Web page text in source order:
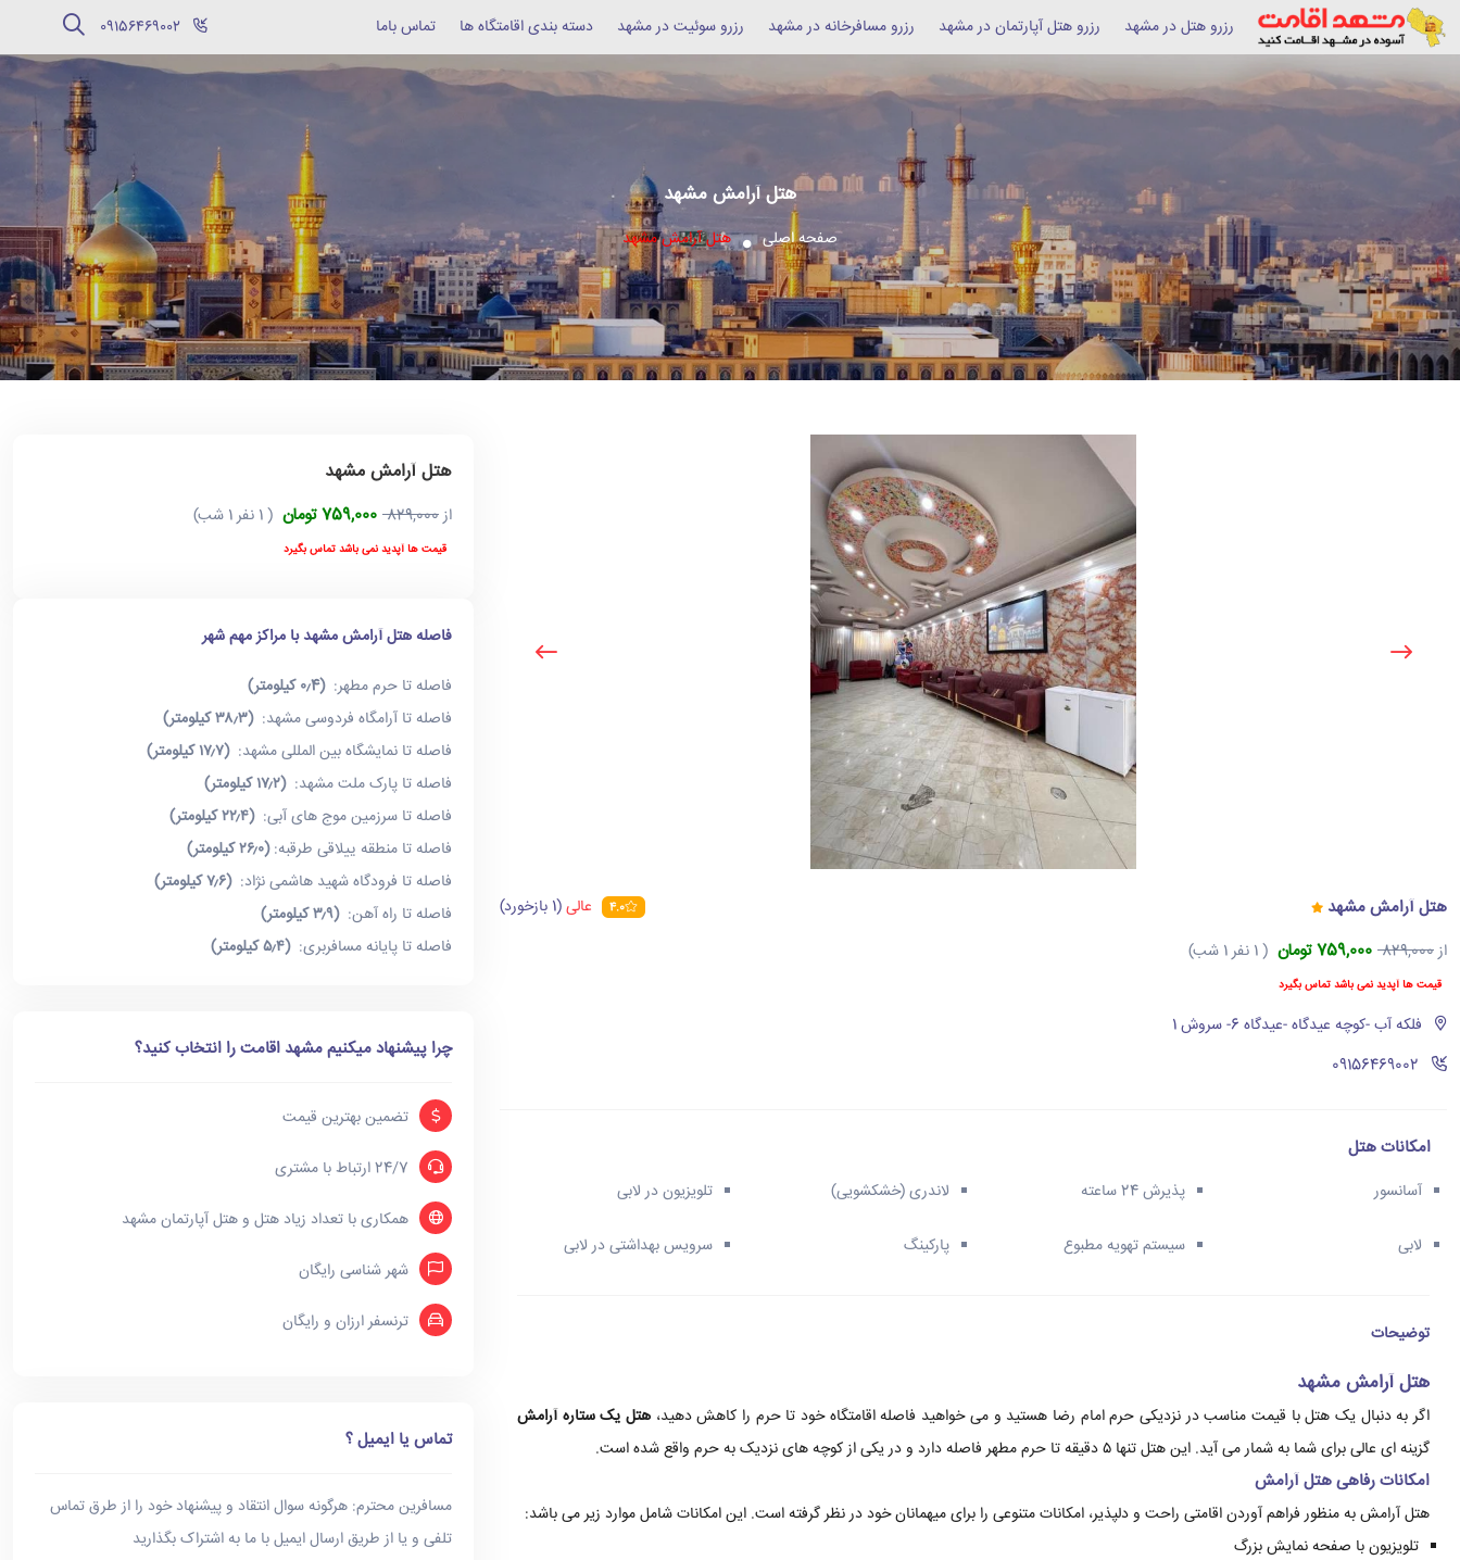
رزرو هتل در مشهد رزرو هتل آپارتمان در مشهد رزرو مسافرخانه در مشهد رزرو سوئیت در مشهد دسته بندی اقامتگاه ها تماس باما
هتل آرامش مشهد
صفحه اصلی هتل آرامش مشهد
هتل آرامش مشهد
از829,000 759,000 تومان ( 1 نفر 1 شب)
قیمت ها آپدید نمی باشد تماس بگیرد
فلکه آب -کوچه عیدگاه -عیدگاه 6- سروش 1
‪09156469002‬
4.0 عالی(1 بازخورد)
امکانات هتل
آسانسور پذیرش 24 ساعته لاندری (خشکشویی) تلویزیون در لابی
لابی سیستم تهویه مطبوع پارکینگ سرویس بهداشتی در لابی
توضیحات
هتل آرامش مشهد
اگر به دنبال یک هتل با قیمت مناسب در نزدیکی حرم امام رضا هستید و می خواهید فاصله اقامتگاه خود تا حرم را کاهش دهید، هتل یک ستاره آرامش
گزینه ای عالی برای شما به شمار می آید. این هتل تنها ۵ دقیقه تا حرم مطهر فاصله دارد و در یکی از کوچه های نزدیک به حرم واقع شده است.
امکانات رفاهی هتل آرامش
هتل آرامش به منظور فراهم آوردن اقامتی راحت و دلپذیر، امکانات متنوعی را برای میهمانان خود در نظر گرفته است. این امکانات شامل موارد زیر می باشد:
تلویزیون با صفحه نمایش بزرگ
هتل آرامش مشهد
از829,000 759,000 تومان ( 1 نفر 1 شب)
قیمت ها آپدید نمی باشد تماس بگیرد
فاصله هتل آرامش مشهد با مراکز مهم شهر
فاصله تا حرم مطهر:(۰٫4 کیلومتر)
فاصله تا آرامگاه فردوسی مشهد:(۳۸٫۳ کیلومتر)
فاصله تا نمایشگاه بین المللی مشهد:(۱۷٫۷ کیلومتر)
فاصله تا پارک ملت مشهد:(۱۷٫۲ کیلومتر)
فاصله تا سرزمین موج های آبی:(۲۲٫۴ کیلومتر)
فاصله تا منطقه ییلاقی طرقبه:(۲۶٫۰ کیلومتر)
فاصله تا فرودگاه شهید هاشمی نژاد:(۷٫۶ کیلومتر)
فاصله تا راه آهن:(۳٫۹ کیلومتر)
فاصله تا پایانه مسافربری:(۵٫۴ کیلومتر)
چرا پیشنهاد میکنیم مشهد اقامت را انتخاب کنید؟
تضمین بهترین قیمت
24/7 ارتباط با مشتری
همکاری با تعداد زیاد هتل و هتل آپارتمان مشهد
شهر شناسی رایگان
ترنسفر ارزان و رایگان
تماس یا ایمیل ؟
مسافرین محترم: هرگونه سوال انتقاد و پیشنهاد خود را از طرق تماس
تلفی و یا از طریق ارسال ایمیل با ما به اشتراک بگذارید